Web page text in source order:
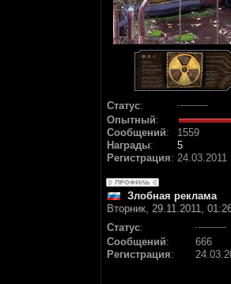
Статус:
Опытный:
Сообщений:
1559
Награды:
5
Регистрация: 24.03.2011
Злобная реклама
Вторник, 29.11.2011,
Статус:
Сообщений:
666
Регистрация: